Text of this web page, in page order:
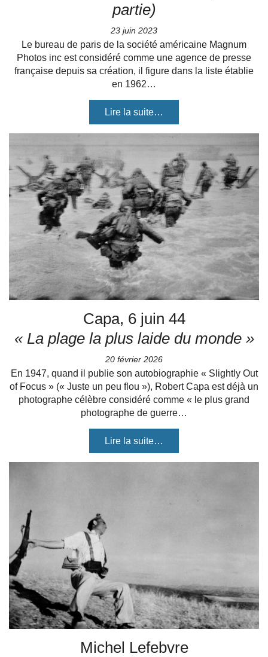
partie)
23 juin 2023
Le bureau de paris de la société américaine Magnum
Photos inc est considéré comme une agence de presse
française depuis sa création, il figure dans la liste établie
en 1962…
Lire la suite…
Capa, 6 juin 44
« La plage la plus laide du monde »
20 février 2026
En 1947, quand il publie son autobiographie « Slightly Out
of Focus » (« Juste un peu flou »), Robert Capa est déjà un
photographe célèbre considéré comme « le plus grand
photographe de guerre…
Lire la suite…
Michel Lefebvre